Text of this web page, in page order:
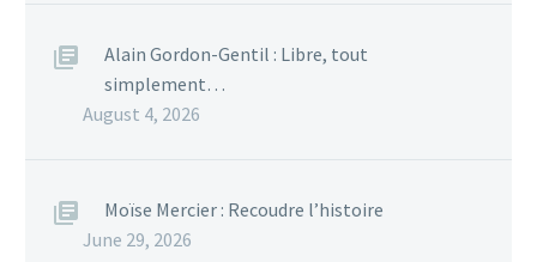
Alain Gordon-Gentil : Libre, tout
simplement…
August 4, 2026
Moïse Mercier : Recoudre l’histoire
June 29, 2026